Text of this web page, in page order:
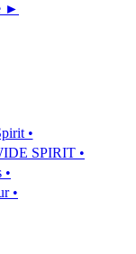
►
•
SPIRIT •
•
•